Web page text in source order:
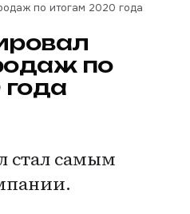
по итогам 2020 года
по
стал самым